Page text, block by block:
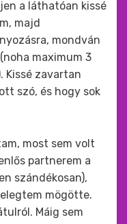
a láthatóan kissé
majd
mondván
maximum 3
zavartan
szó, és hogy sok
most sem volt
partnerem a
szándékosan),
mögötte.
Máig sem